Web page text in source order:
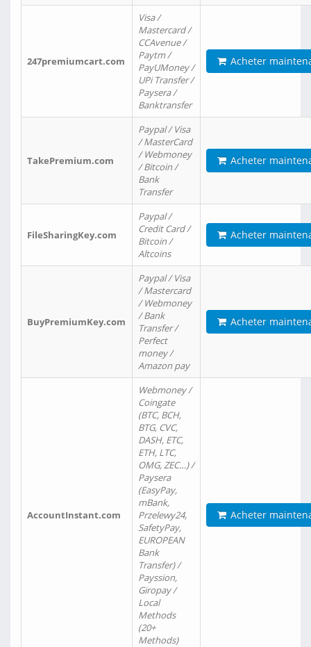
247premiumcart.com
Visa /
Mastercard /
CCAvenue /
Paytm /
PayUMoney /
UPi Transfer /
Paysera /
Banktransfer
Acheter
TakePremium.com
Paypal / Visa
/ MasterCard
/ Webmoney
/ Bitcoin /
Bank
Transfer
Acheter
FileSharingKey.com
Paypal /
Credit Card /
Bitcoin /
Altcoins
Acheter
BuyPremiumKey.com
Paypal / Visa
/ Mastercard
/ Webmoney
/ Bank
Transfer /
Perfect
money /
Amazon pay
Acheter
AccountInstant.com
Webmoney /
Coingate
(BTC, BCH,
BTG, CVC,
DASH, ETC,
ETH, LTC,
OMG, ZEC…) /
Paysera
(EasyPay,
mBank,
Przelewy24,
SafetyPay,
EUROPEAN
Bank
Transfer) /
Payssion,
Giropay /
Local
Methods
(20+
Methods)
Acheter